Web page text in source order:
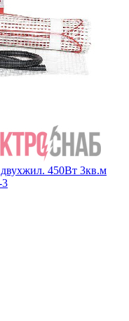
450Вт 3кв.м